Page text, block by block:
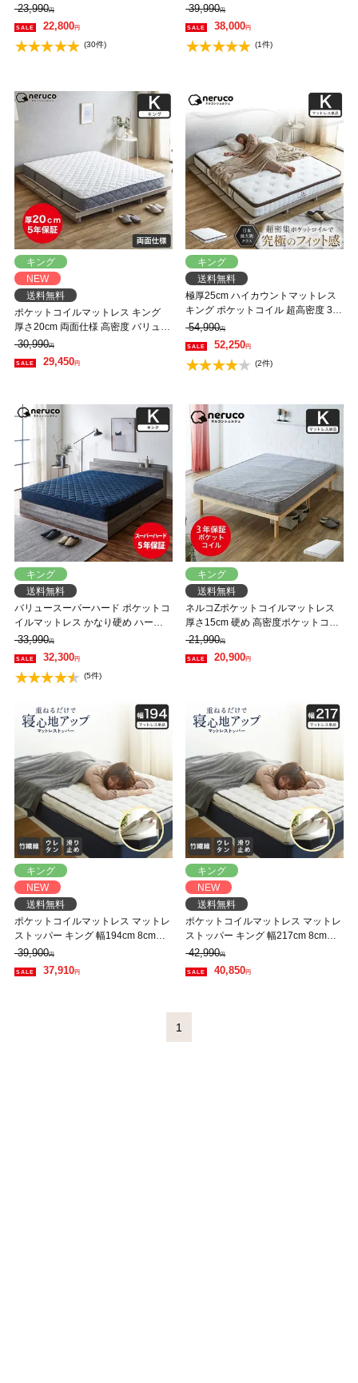
ンシェルジュ マットレス 抗菌防臭
23,990円
22,800円
(30件)
ス マットレス ベットマット ポケッ
トコイル マット 抗菌防臭 両面仕様
39,990円
38,000円
(1件)
キング
NEW
送料無料
ポケットコイルマットレス キング
厚さ20cm 両面仕様 高密度 バリュー
ベッドコンシェルジュ マットレス
抗菌防臭 防ダニ
30,990円
29,450円
キング
送料無料
極厚25cm ハイカウントマットレス
キング ポケットコイル 超高密度 3ゾ
ーン 高反発 硬め 抗菌 防ダニ 防臭
消臭 ハイカウント コイル数3192個
マットレス
54,990円
52,250円
(2件)
キング
送料無料
バリュースーパーハード ポケットコ
イルマットレス かなり硬め ハード
マットレス キング 3Dメッシュ
neruco オリジナルマットレス マッ
トレス ベットマット ポケットコイ
ル マット 帝人マイティトップ 抗菌
33,990円
32,300円
(5件)
キング
送料無料
ネルコZポケットコイルマットレス
厚さ15cm 硬め 高密度ポケットコイ
ルマットレス キング 体圧分散 ハー
ドタイプマットレス
21,990円
20,900円
キング
NEW
送料無料
ポケットコイルマットレス マットレ
ストッパー キング 幅194cm 8cm厚
薄型 洗えるカバー ウレタン 体圧分
散 竹繊維 消臭 抗菌 やわらか ホワイ
ト 【大型家具配送】
39,900円
37,910円
キング
NEW
送料無料
ポケットコイルマットレス マットレ
ストッパー キング 幅217cm 8cm厚
薄型 洗えるカバー ウレタン 体圧分
散 竹繊維 消臭 抗菌 やわらか ホワイ
ト 【大型家具配送】
42,990円
40,850円
1